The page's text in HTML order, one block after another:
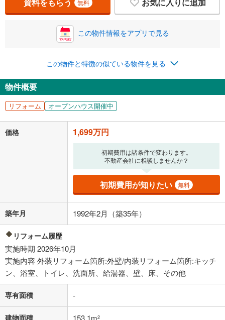
0.01%
一般的には最長35年まで借り入れ可能です。多くの金融機関
が完済時の年齢は80歳までを条件としています。
閉じる
頭金
1,699万円
自己資金から住宅購入にかけられる金額を入力してくださ
い。一般的には物件価格の2割までが目安です。
万円
/回
年2回払いを想定しています。毎月の返済額に加えて、ボー
ナス時の増額分（1回分）を入力してください。
ボーナス払いの限度額は金融機関によって異なります。
閉じる
月々の返済額 44,103 円/月
資料をもらう 無料 お気に入りに追加
この物件情報をアプリで見る
この物件と特徴の似ている物件を見る
物件概要
リフォーム オープンハウス開催中
価格 1,699万円
初期費用は諸条件で変わります。
不動産会社に相談しませんか？
初期費用が知りたい 無料
築年月 1992年2月（築35年）
リフォーム履歴
実施時期 2026年10月
実施内容 外装リフォーム箇所:外壁/内装リフォーム箇所:キッチ
ン、浴室、トイレ、洗面所、給湯器、壁、床、その他
専有面積 -
建物面積 153.1m2